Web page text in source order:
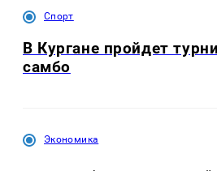
Спорт
В Кургане пройдет
самбо
Экономика